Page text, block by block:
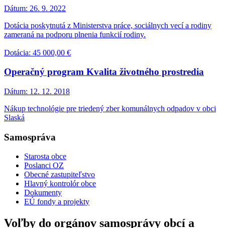
Dátum: 26. 9. 2022
Dotácia poskytnutá z Ministerstva práce, sociálnych vecí a rodiny
zameraná na podporu plnenia funkcií rodiny.
Dotácia: 45 000,00 €
Operačný program Kvalita životného prostredia
Dátum: 12. 12. 2018
Nákup technológie pre triedený zber komunálnych odpadov v obci
Slaská
Samospráva
Starosta obce
Poslanci OZ
Obecné zastupiteľstvo
Hlavný kontrolór obce
Dokumenty
EÚ fondy a projekty
Voľby do orgánov samosprávy obcí a